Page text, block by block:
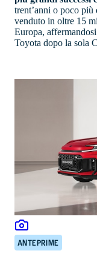
trent’anni o poco più
venduto in oltre 15
Europa,
Toyota dopo la sola
ANTEPRIME